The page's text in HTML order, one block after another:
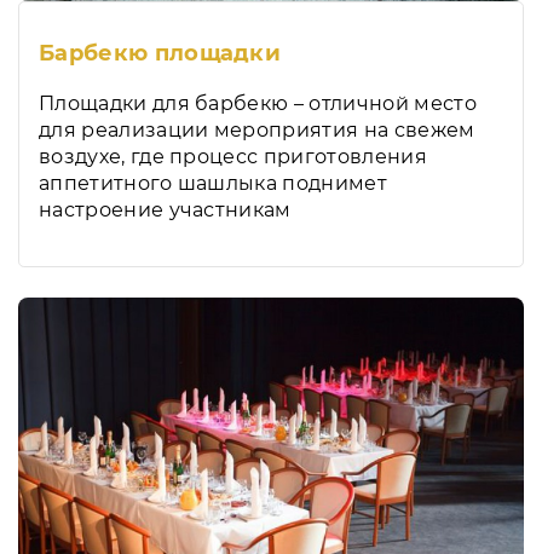
Барбекю площадки
Площадки для барбекю – отличной место
для реализации мероприятия на свежем
воздухе, где процесс приготовления
аппетитного шашлыка поднимет
настроение участникам